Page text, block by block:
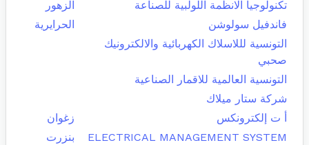
تكنولوجيا الانظمة اللولبية للصناعة
الزهور
فاندفيل سولوشن
الحرايرية
التونسية لللاسلاك الكهربائية والالكترونيك
صحبي
التونسية العالمية للاقمار الصناعية
شركة ستار ميلاك
أ ت إلكترونكس
زغوان
ELECTRICAL MANAGEMENT SYSTEM
بنزرت